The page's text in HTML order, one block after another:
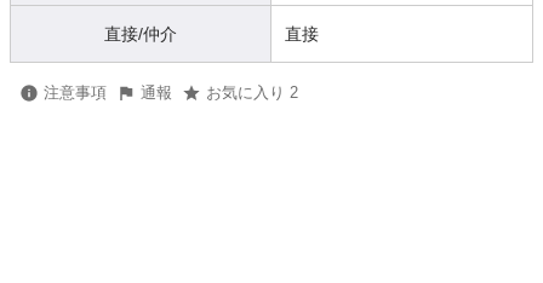
直接/仲介 直接
注意事項 通報 お気に入り 2